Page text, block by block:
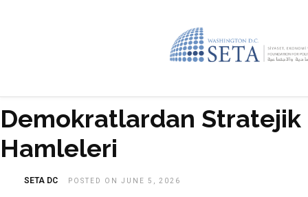
Demokratlardan Stratejik
Hamleleri
SETA DC POSTED ON JUNE 5, 2026